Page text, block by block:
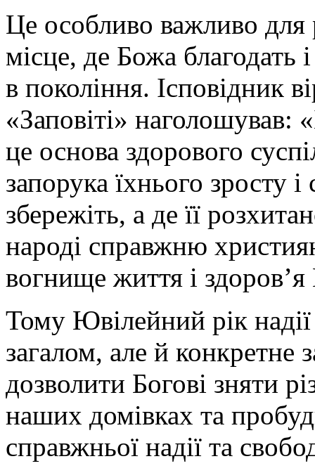
Це особливо важливо для
місце, де Божа благодать
в покоління. Ісповідник
«Заповіті» наголошував:
це основа здорового
запорука їхнього зросту
збережіть, а де її
народі справжню
вогнище життя і
Тому Ювілейний рік
загалом, але й конкретне
дозволити Богові зняти
наших домівках та
справжньої надії та